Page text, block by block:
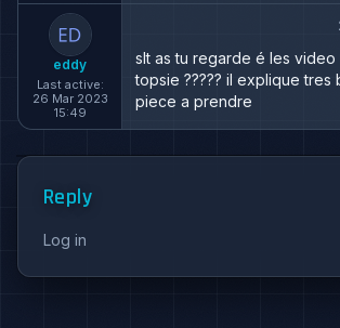
eddy
Last active:
26 Mar 2023
15:49
slt as tu regarde é les
topsie ????? il explique
piece a prendre
Reply
Log in